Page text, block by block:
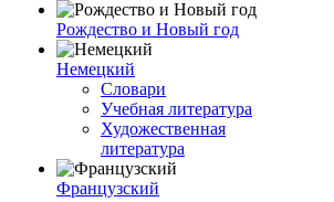
Рождество и Новый год
Немецкий
Словари
Учебная литература
Художественная
литература
Французский